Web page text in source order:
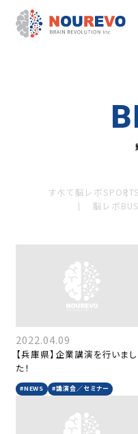
すべて脳レボSPORTS
脳レボ
2022.04.09
【兵庫県】企業講演を行いまし
た！
#NEWS #講演会／セミナー